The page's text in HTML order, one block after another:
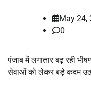
May 24,
0
पंजाब में लगातार बढ़ रही
सेवाओं को लेकर बड़े कदम